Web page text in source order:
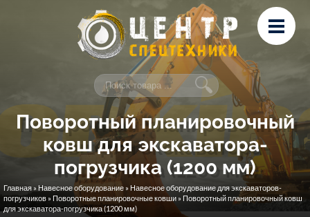
Перейти к основному содержанию
Лизинг
Сервис и ремонт
Контакты
Поворотный планировочный
ковш для экскаватора-
погрузчика (1200 мм)
Вы здесь
Главная » Навесное оборудование » Навесное оборудование для экскаваторов-
погрузчиков »Поворотные планировочные ковши » Поворотный планировочный ковш
для экскаватора-погрузчика (1200 мм)